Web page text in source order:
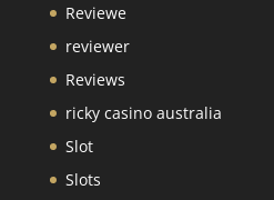
Reviewe
reviewer
Reviews
ricky casino australia
Slot
Slots